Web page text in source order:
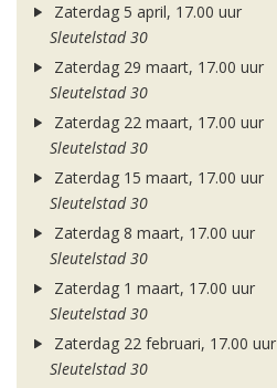
Zaterdag 5 april, 17.00 uur
Sleutelstad 30
Zaterdag 29 maart, 17.00 uur
Sleutelstad 30
Zaterdag 22 maart, 17.00 uur
Sleutelstad 30
Zaterdag 15 maart, 17.00 uur
Sleutelstad 30
Zaterdag 8 maart, 17.00 uur
Sleutelstad 30
Zaterdag 1 maart, 17.00 uur
Sleutelstad 30
Zaterdag 22 februari, 17.00 uur
Sleutelstad 30